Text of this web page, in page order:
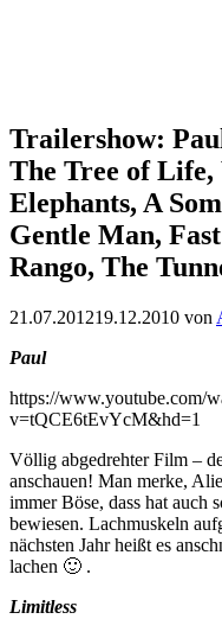
Trailershow:
The Tree of
Elephants, A
Gentle Man,
Rango, The
21.07.201219.12.2010 von
Paul
https://www.youtube.com/
v=tQCE6tEvYcM&hd=1
Völlig abgedrehter Film –
anschauen! Man merke,
immer Böse, dass hat auch
bewiesen. Lachmuskeln
nächsten Jahr heißt es
lachen 🙂 .
Limitless